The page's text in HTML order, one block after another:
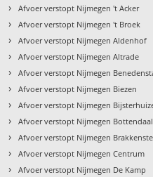
› Afvoer verstopt Nijmegen 't Acker
› Afvoer verstopt Nijmegen 't Broek
› Afvoer verstopt Nijmegen Aldenhof
› Afvoer verstopt Nijmegen Altrade
› Afvoer verstopt Nijmegen
› Afvoer verstopt Nijmegen Biezen
› Afvoer verstopt Nijmegen
› Afvoer verstopt Nijmegen Bottendaal
› Afvoer verstopt Nijmegen
› Afvoer verstopt Nijmegen Centrum
› Afvoer verstopt Nijmegen De Kamp